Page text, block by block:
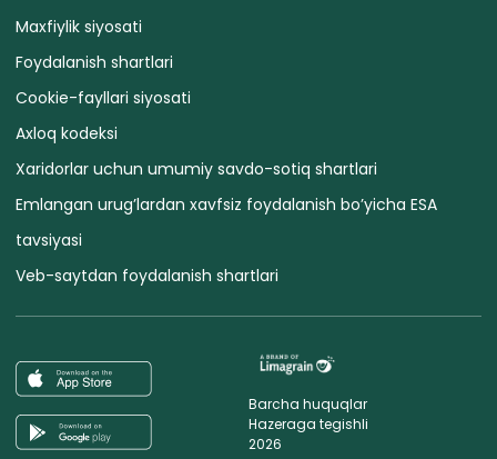
Maxfiylik siyosati
Foydalanish shartlari
Cookie-fayllari siyosati
Axloq kodeksi
Xaridorlar uchun umumiy savdo-sotiq shartlari
Emlangan urug’lardan xavfsiz foydalanish bo’yicha ESA
tavsiyasi
Veb-saytdan foydalanish shartlari
Barcha huquqlar
Hazeraga tegishli
2026